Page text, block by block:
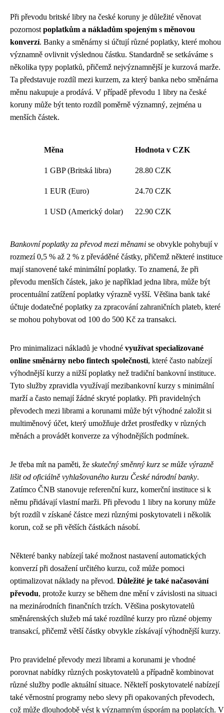
Při převodu britské libry na české koruny je důležité věnovat
pozornost poplatkům a nákladům spojeným s měnovou
konverzí. Banky a směnárny si účtují různé poplatky, které mohou
významně ovlivnit výslednou částku. Standardně se setkáváme s
několika typy poplatků, přičemž nejvýznamnější je kurzová marže.
Ta představuje rozdíl mezi kurzem, za který banka nebo směnárna
měnu nakupuje a prodává. V případě převodu 1 libry na české
koruny může být tento rozdíl poměrně významný, zejména u
menších částek.
Měna Hodnota v CZK
1 GBP (Britská libra) 28.80 CZK
1 EUR (Euro) 24.70 CZK
1 USD (Americký dolar) 22.90 CZK
Bankovní poplatky za převod mezi měnami se obvykle pohybují v
rozmezí 0,5 % až 2 % z převáděné částky, přičemž některé instituce
mají stanovené také minimální poplatky. To znamená, že při
převodu menších částek, jako je například jedna libra, může být
procentuální zatížení poplatky výrazně vyšší. Většina bank také
účtuje dodatečné poplatky za zpracování zahraničních plateb, které
se mohou pohybovat od 100 do 500 Kč za transakci.
Pro minimalizaci nákladů je vhodné využívat specializované
online směnárny nebo fintech společnosti, které často nabízejí
výhodnější kurzy a nižší poplatky než tradiční bankovní instituce.
Tyto služby zpravidla využívají mezibankovní kurzy s minimální
marží a často nemají žádné skryté poplatky. Při pravidelných
převodech mezi librami a korunami může být výhodné založit si
multiměnový účet, který umožňuje držet prostředky v různých
měnách a provádět konverze za výhodnějších podmínek.
Je třeba mít na paměti, že skutečný směnný kurz se může výrazně
lišit od oficiálně vyhlašovaného kurzu České národní banky.
Zatímco ČNB stanovuje referenční kurz, komerční instituce si k
němu přidávají vlastní marži. Při převodu 1 libry na koruny může
být rozdíl v získané částce mezi různými poskytovateli i několik
korun, což se při větších částkách násobí.
Některé banky nabízejí také možnost nastavení automatických
konverzí při dosažení určitého kurzu, což může pomoci
optimalizovat náklady na převod. Důležité je také načasování
převodu, protože kurzy se během dne mění v závislosti na situaci
na mezinárodních finančních trzích. Většina poskytovatelů
směnárenských služeb má také rozdílné kurzy pro různé objemy
transakcí, přičemž větší částky obvykle získávají výhodnější kurzy.
Pro pravidelné převody mezi librami a korunami je vhodné
porovnat nabídky různých poskytovatelů a případně kombinovat
různé služby podle aktuální situace. Někteří poskytovatelé nabízejí
také věrnostní programy nebo slevy při opakovaných převodech,
což může dlouhodobě vést k významným úsporám na poplatcích. V